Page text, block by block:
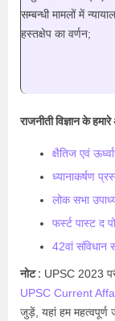
सम्बन्धी मामलों में
हस्तक्षेप का वर्णन;
राजनीती विज्ञान के
क्षैतिज एवं
ध्यानाकर्षण
लोक सभा
फर्स्ट पास्ट द
42वां संविधान
नोट : UPSC 2023
UPSC Current
जुड़ें, यहां हम महत्वपूर्ण